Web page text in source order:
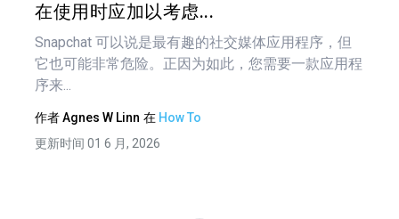
在使用时应加以考虑...
Snapchat 可以说是最有趣的社交媒体应用程序，但
它也可能非常危险。正因为如此，您需要一款应用程
序来...
作者Agnes W Linn 在 How To
更新时间 01 6 月, 2026